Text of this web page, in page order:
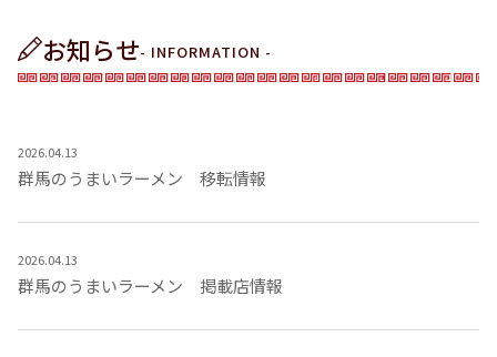
お知らせ- INFORMATION -
2026.04.13
群馬のうまいラーメン 移転情報
2026.04.13
群馬のうまいラーメン 掲載店情報